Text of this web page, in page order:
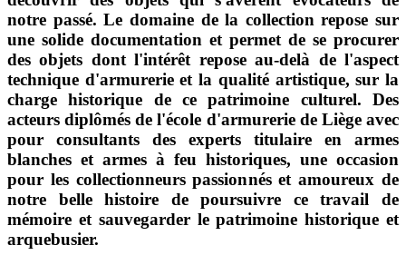
notre passé. Le domaine de la collection repose sur
une solide documentation et permet de se procurer
des objets dont l'intérêt repose au-delà de l'aspect
technique d'armurerie et la qualité artistique, sur la
charge historique de ce patrimoine culturel. Des
acteurs diplômés de l'école d'armurerie de Liège avec
pour consultants des experts titulaire en armes
blanches et armes à feu historiques, une occasion
pour les collectionneurs passionnés et amoureux de
notre belle histoire de poursuivre ce travail de
mémoire et sauvegarder le patrimoine historique et
arquebusier.